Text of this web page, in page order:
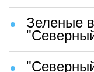
Зеленые